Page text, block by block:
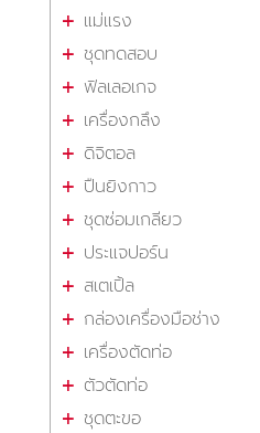
แม่แรง
ชุดทดสอบ
ฟิลเลอเกจ
เครื่องกลึง
ดิจิตอล
ปืนยิงกาว
ชุดซ่อมเกลียว
ประแจปอร์น
สเตเปิ้ล
กล่องเครื่องมือช่าง
เครื่องตัดท่อ
ตัวตัดท่อ
ชุดตะขอ